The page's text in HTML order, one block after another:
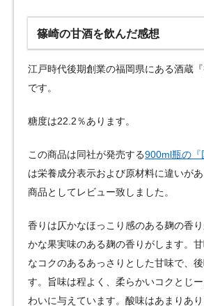
篠崎の甘酒を飲んだ感想
江戸時代後期創業の福岡県にある酒蔵
です。
糖度は22.2％あります。
この商品は同社が発売する900ml瓶の『
は栄養成分表示および原材料に違いが
商品としてレビュー致しました。
香りは仄かなほっこり感のある麹の香
かな果実味のある麹の香りがします。
なコクのあるあっさりとした甘味で、
す。旨味は程よく、柔らかいコクとじ
わいに与えています。酸味はあまりあ